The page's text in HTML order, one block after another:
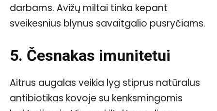
darbams. Avižų miltai tinka kepant
sveikesnius blynus savaitgalio pusryčiams.
5. Česnakas imunitetui
Aitrus augalas veikia lyg stiprus natūralus
antibiotikas kovoje su kenksmingomis